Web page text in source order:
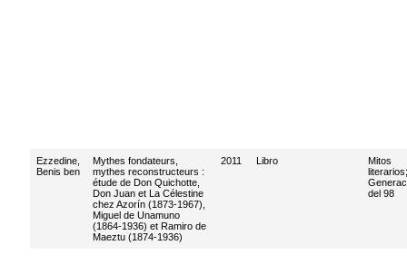
Ezzedine,
Benis ben
Mythes fondateurs,
mythes reconstructeurs :
étude de Don Quichotte,
Don Juan et La Célestine
chez Azorín (1873-1967),
Miguel de Unamuno
(1864-1936) et Ramiro de
Maeztu (1874-1936)
2011 Libro
Mitos
literarios;
del 98